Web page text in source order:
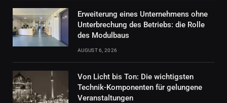
Erweiterung eines Unternehmens ohne
Unterbrechung des Betriebs: die Rolle
des Modulbaus
AUGUST 6, 2026
Von Licht bis Ton: Die wichtigsten
Technik-Komponenten für gelungene
Veranstaltungen